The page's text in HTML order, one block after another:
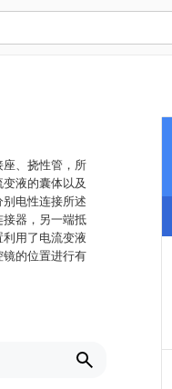
、挠性管，所
液的囊体以及
电性连接所述
器，另一端抵
用了电流变液
的位置进行有